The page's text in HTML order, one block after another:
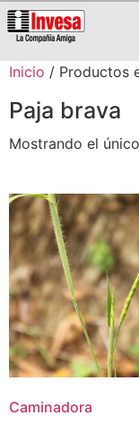
Inicio / Productos
Paja brava
Mostrando el
Caminadora